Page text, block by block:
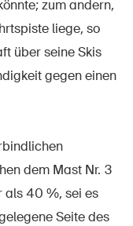
zum andern,
liege, so
über seine Skis
gegen einen
dem Mast Nr. 3
als 40 %, sei es
Seite des